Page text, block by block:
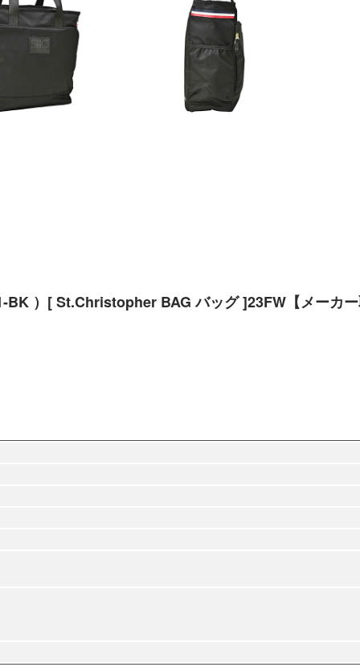
）[ St.Christopher BAG バッグ ]23FW【メーカー